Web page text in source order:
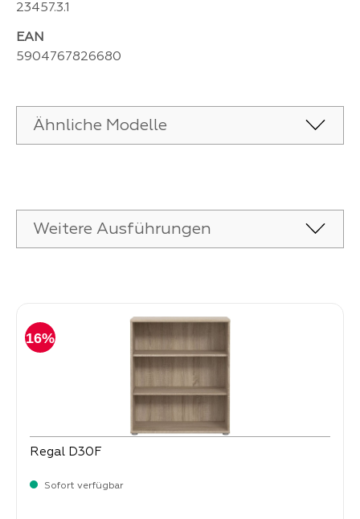
23457.3.1
EAN
5904767826680
Ähnliche Modelle
Weitere Ausführungen
16%
Regal D30F
Sofort verfügbar